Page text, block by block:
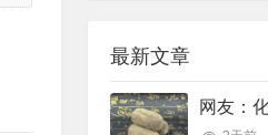
最新文章